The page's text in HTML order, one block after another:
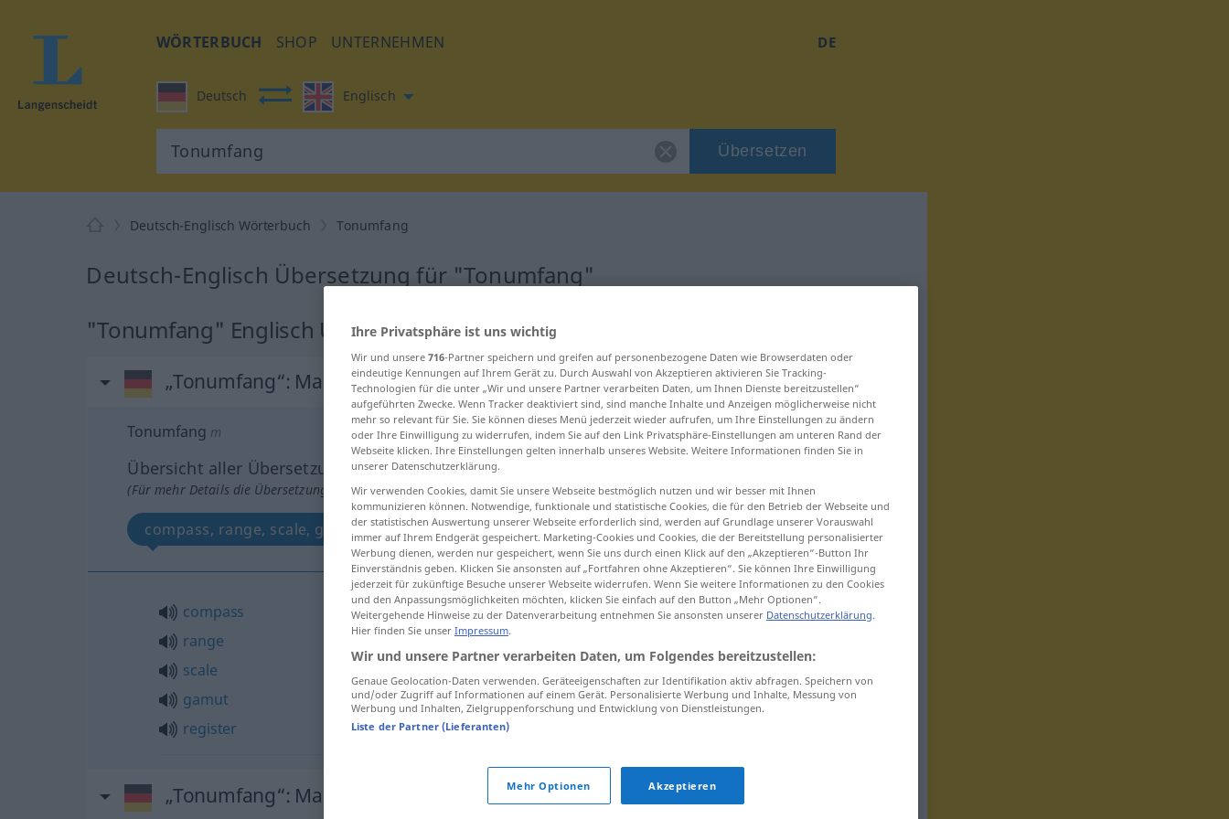
WÖRTERBUCH SHOP UNTERNEHMEN DE
Deutsch Englisch
Übersetzen
Deutsch-Englisch Wörterbuch Tonumfang
Deutsch-Englisch Übersetzung für "Tonumfang"
"Tonumfang" Englisch Übersetzung
„Tonumfang“: Maskulinum
Tonumfang m
Übersicht aller Übersetzungen
(Für mehr Details die Übersetzung anklicken/antippen)
compass, range, scale, gamut, register
compass
range
scale
gamut
register
Tonumfang MUS einer Stimme,
„Tonumfang“: Maskulinum
Ihre Privatsphäre ist uns wichtig
Wir und unsere 716-Partner speichern und greifen auf personenbezogene Daten wie Browserdaten oder
eindeutige Kennungen auf Ihrem Gerät zu. Durch Auswahl von Akzeptieren aktivieren Sie Tracking-
Technologien für die unter „Wir und unsere Partner verarbeiten Daten, um Ihnen Dienste bereitzustellen“
aufgeführten Zwecke. Wenn Tracker deaktiviert sind, sind manche Inhalte und Anzeigen möglicherweise nicht
mehr so relevant für Sie. Sie können dieses Menü jederzeit wieder aufrufen, um Ihre Einstellungen zu ändern
oder Ihre Einwilligung zu widerrufen, indem Sie auf den Link Privatsphäre-Einstellungen am unteren Rand der
Webseite klicken. Ihre Einstellungen gelten innerhalb unseres Website. Weitere Informationen finden Sie in
unserer Datenschutzerklärung.
Wir verwenden Cookies, damit Sie unsere Webseite bestmöglich nutzen und wir besser mit Ihnen
kommunizieren können. Notwendige, funktionale und statistische Cookies, die für den Betrieb der Webseite und
der statistischen Auswertung unserer Webseite erforderlich sind, werden auf Grundlage unserer Vorauswahl
immer auf Ihrem Endgerät gespeichert. Marketing-Cookies und Cookies, die der Bereitstellung personalisierter
Werbung dienen, werden nur gespeichert, wenn Sie uns durch einen Klick auf den „Akzeptieren“-Button Ihr
Einverständnis geben. Klicken Sie ansonsten auf „Fortfahren ohne Akzeptieren“. Sie können Ihre Einwilligung
jederzeit für zukünftige Besuche unserer Webseite widerrufen. Wenn Sie weitere Informationen zu den Cookies
und den Anpassungsmöglichkeiten möchten, klicken Sie einfach auf den Button „Mehr Optionen“.
Weitergehende Hinweise zu der Datenverarbeitung entnehmen Sie ansonsten unserer Datenschutzerklärung.
Hier finden Sie unser Impressum.
Wir und unsere Partner verarbeiten Daten, um Folgendes bereitzustellen:
Genaue Geolocation-Daten verwenden. Geräteeigenschaften zur Identifikation aktiv abfragen. Speichern von
und/oder Zugriff auf Informationen auf einem Gerät. Personalisierte Werbung und Inhalte, Messung von
Werbung und Inhalten, Zielgruppenforschung und Entwicklung von Dienstleistungen.
Liste der Partner (Lieferanten)
Mehr Optionen Akzeptieren